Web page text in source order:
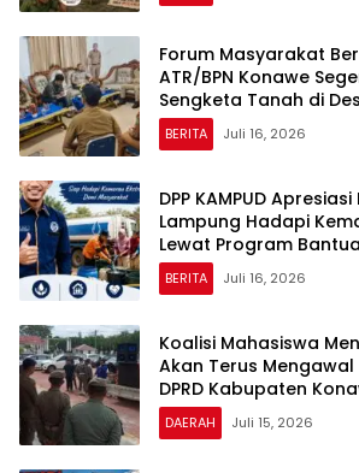
Forum Masyarakat
ATR/BPN Konawe
Sengketa Tanah di
Tenggat Waktu 2×24
BERITA Juli 16, 2026
DPP KAMPUD
Lampung Hadapi
Lewat Program
BERITA Juli 16, 2026
Koalisi Mahasiswa
Akan Terus
DPRD Kabupaten
DAERAH Juli 15, 2026